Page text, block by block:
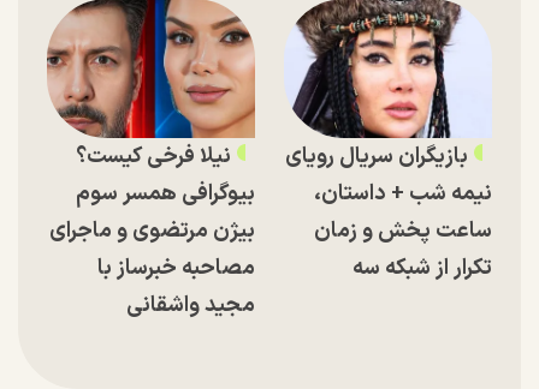
بازیگران سریال رویای
نیمه شب + داستان،
ساعت پخش و زمان
تکرار از شبکه سه
نیلا فرخی کیست؟
بیوگرافی همسر سوم
بیژن مرتضوی و ماجرای
مصاحبه خبرساز با
مجید واشقانی